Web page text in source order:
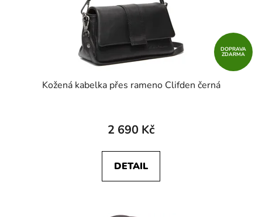
DOPRAVA
ZDARMA
Kožená kabelka přes rameno Clifden černá
2 690 Kč
DETAIL